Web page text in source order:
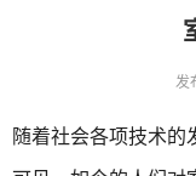
发
随着社会各项技术的